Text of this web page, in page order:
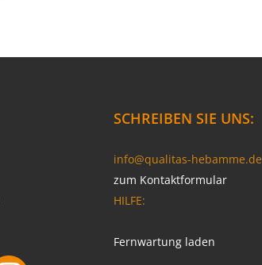
SCHREIBEN SIE UNS:
info@qualitas-hebamme.de
zum Kontaktformular
HILFE:
Fernwartung laden